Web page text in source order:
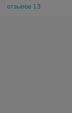
отзывов 13